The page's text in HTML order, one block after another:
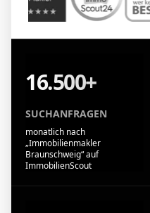
16.500+
SUCHANFRAGEN
monatlich nach
„Immobilienmakler
Braunschweig“ auf
ImmobilienScout